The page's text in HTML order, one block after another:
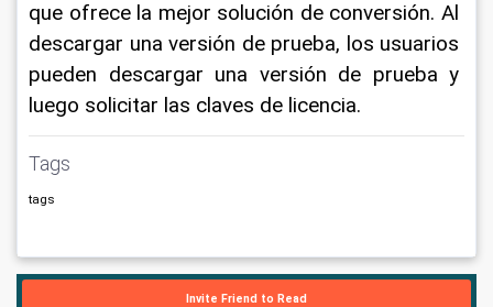
que ofrece la mejor solución de conversión. Al
descargar una versión de prueba, los usuarios
pueden descargar una versión de prueba y
luego solicitar las claves de licencia.
Tags
tags
Invite Friend to Read